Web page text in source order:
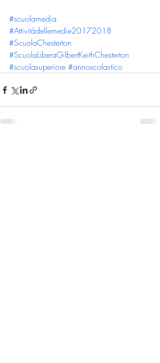
#scuolamedia
#Attivitàdellemedie20172018
#ScuolaChesterton
#ScuolaLiberaGilbertKeithChesterton
#scuolasuperiore #annoscolastico